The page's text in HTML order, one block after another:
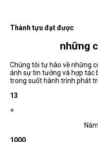
Thành tựu đạt được
những
Chúng tôi tự hào về những
ánh sự tin tưởng và hợp tác
trong suốt hành trình phát
13
+
1000